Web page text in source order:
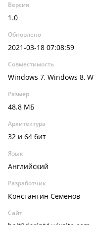
Версия
1.0
Обновлено
2021-03-18 07:08:59
Совместимость
Windows 7, Windows 8,
Размер
48.8 МБ
Архитектура
32 и 64 бит
Язык
Английский
Разработчик
Константин Семенов
Сайт